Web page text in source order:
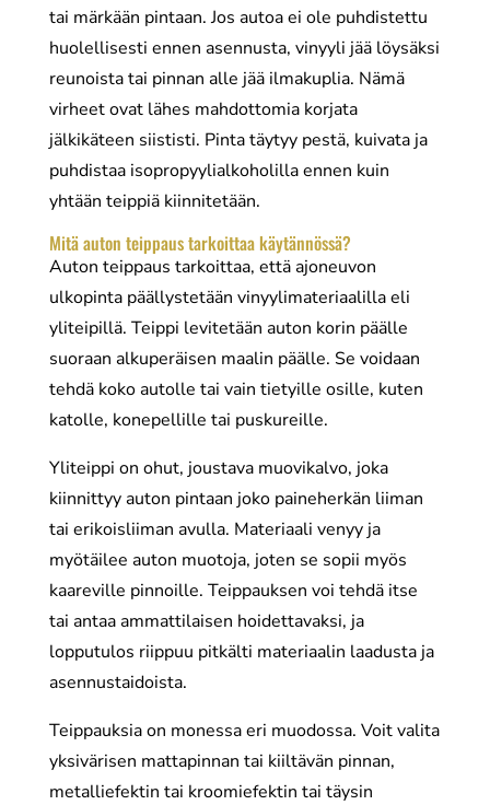
tai märkään pintaan. Jos autoa ei ole puhdistettu
huolellisesti ennen asennusta, vinyyli jää löysäksi
reunoista tai pinnan alle jää ilmakuplia. Nämä
virheet ovat lähes mahdottomia korjata
jälkikäteen siististi. Pinta täytyy pestä, kuivata ja
puhdistaa isopropyylialkoholilla ennen kuin
yhtään teippiä kiinnitetään.
Mitä auton teippaus tarkoittaa käytännössä?
Auton teippaus tarkoittaa, että ajoneuvon
ulkopinta päällystetään vinyylimateriaalilla eli
yliteipillä. Teippi levitetään auton korin päälle
suoraan alkuperäisen maalin päälle. Se voidaan
tehdä koko autolle tai vain tietyille osille, kuten
katolle, konepellille tai puskureille.
Yliteippi on ohut, joustava muovikalvo, joka
kiinnittyy auton pintaan joko paineherkän liiman
tai erikoisliiman avulla. Materiaali venyy ja
myötäilee auton muotoja, joten se sopii myös
kaareville pinnoille. Teippauksen voi tehdä itse
tai antaa ammattilaisen hoidettavaksi, ja
lopputulos riippuu pitkälti materiaalin laadusta ja
asennustaidoista.
Teippauksia on monessa eri muodossa. Voit valita
yksivärisen mattapinnan tai kiiltävän pinnan,
metalliefektin tai kroomiefektin tai täysin